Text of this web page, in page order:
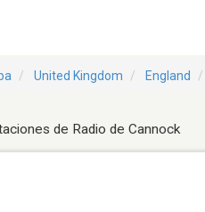
United Kingdom England
de Radio de Cannock